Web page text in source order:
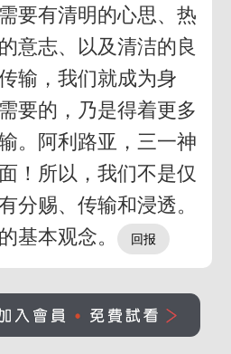
要有清明的心思、热
意志、以及清洁的良
输，我们就成为身
要的，乃是得着更多
。阿利路亚，三一神
！所以，我们不是仅
分赐、传输和浸透。
基本观念。